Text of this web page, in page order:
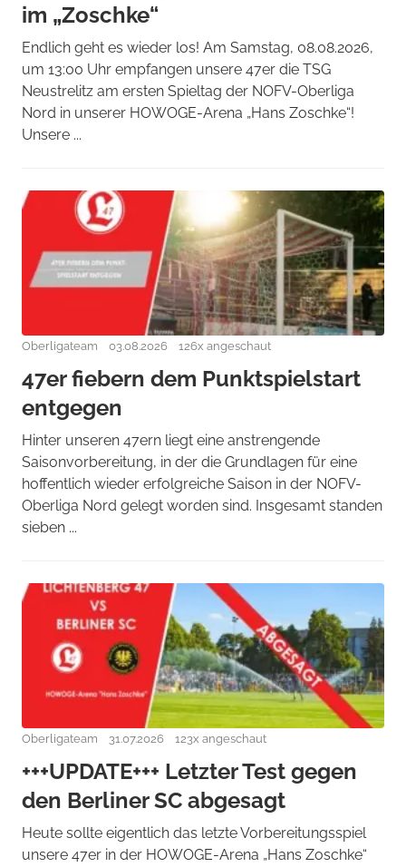
im „Zoschke“
Endlich geht es wieder los! Am Samstag, 08.08.2026,
um 13:00 Uhr empfangen unsere 47er die TSG
Neustrelitz am ersten Spieltag der NOFV-Oberliga
Nord in unserer HOWOGE-Arena „Hans Zoschke“!
Unsere ...
Oberligateam 03.08.2026 126x angeschaut
47er fiebern dem Punktspielstart
entgegen
Hinter unseren 47ern liegt eine anstrengende
Saisonvorbereitung, in der die Grundlagen für eine
hoffentlich wieder erfolgreiche Saison in der NOFV-
Oberliga Nord gelegt worden sind. Insgesamt standen
sieben ...
Oberligateam 31.07.2026 123x angeschaut
+++UPDATE+++ Letzter Test gegen
den Berliner SC abgesagt
Heute sollte eigentlich das letzte Vorbereitungsspiel
unsere 47er in der HOWOGE-Arena „Hans Zoschke“